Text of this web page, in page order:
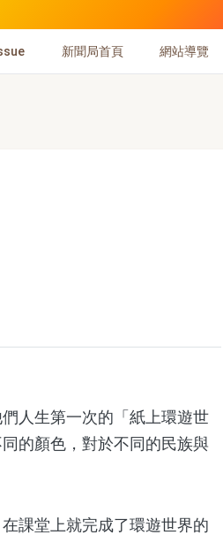
新聞局首頁 網站導覽
人生第一次的「紙上環遊世
的顏色，對於不同的民族與
課堂上就完成了環遊世界的